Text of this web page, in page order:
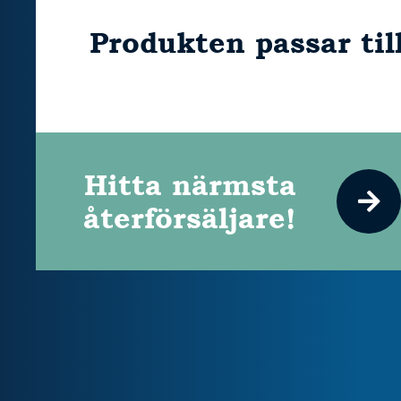
Produkten passar
Hitta närmsta
återförsäljare!